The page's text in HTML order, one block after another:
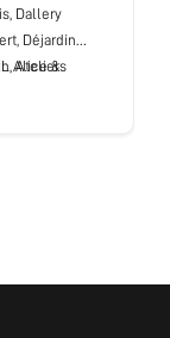
Dallery
Déjardin
Alice &
Ateliers